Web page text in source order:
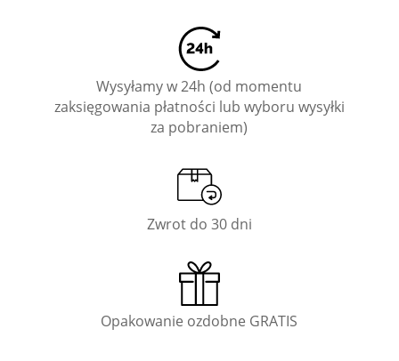
Wysyłamy w 24h (od momentu
zaksięgowania płatności lub wyboru wysyłki
za pobraniem)
Zwrot do 30 dni
Opakowanie ozdobne GRATIS